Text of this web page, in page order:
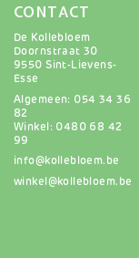
CONTACT
De Kollebloem
Doornstraat 30
9550 Sint-Lievens-
Esse
Algemeen: 054 34 36
82
Winkel: 0480 68 42
99
info@kollebloem.be
winkel@kollebloem.be